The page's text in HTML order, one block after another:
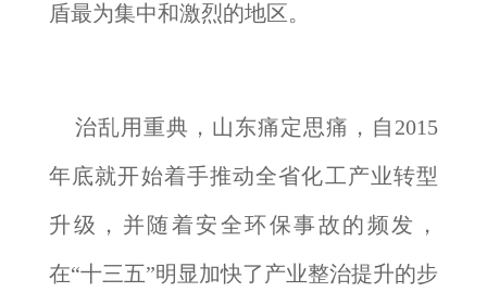
盾最为集中和激烈的地区。
治乱用重典，山东痛定思痛，自2015
年底就开始着手推动全省化工产业转型
升级，并随着安全环保事故的频发，
在“十三五”明显加快了产业整治提升的步